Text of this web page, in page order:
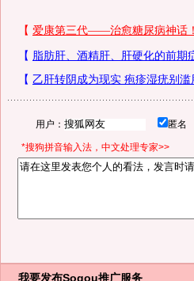
用户： 匿名
*搜狗拼音输入法，中文处理专家>>
我要发布Sogou推广服务